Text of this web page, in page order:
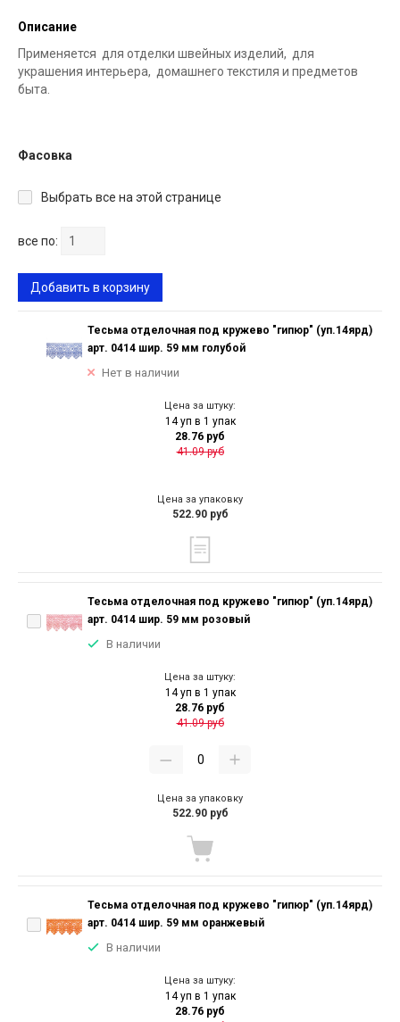
Описание
Применяется для отделки швейных изделий, для
украшения интерьера, домашнего текстиля и предметов
быта.
Фасовка
Выбрать все на этой странице
все по:
Добавить в корзину
Тесьма отделочная под кружево "гипюр" (уп.14ярд)
арт. 0414 шир. 59 мм голубой
Нет в наличии
Цена за штуку:
14 уп в 1 упак
28.76 руб
41.09 руб
Цена за упаковку
522.90 руб
Тесьма отделочная под кружево "гипюр" (уп.14ярд)
арт. 0414 шир. 59 мм розовый
В наличии
Цена за штуку:
14 уп в 1 упак
28.76 руб
41.09 руб
Цена за упаковку
522.90 руб
Тесьма отделочная под кружево "гипюр" (уп.14ярд)
арт. 0414 шир. 59 мм оранжевый
В наличии
Цена за штуку:
14 уп в 1 упак
28.76 руб